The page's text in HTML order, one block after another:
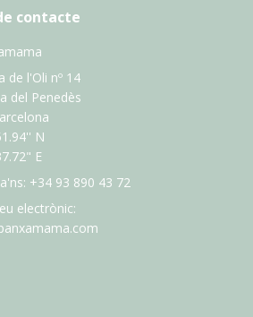
contacte
de l'Oli nº 14
del Penedès
N
E
+34 93 890 43 72
electrònic: